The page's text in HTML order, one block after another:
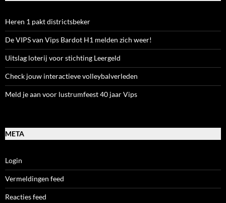
Heren 1 pakt districtsbeker
De VIPS van Vips Bardot H1 melden zich weer!
Uitslag loterij voor stichting Leergeld
Check jouw interactieve volleybalverleden
Meld je aan voor lustrumfeest 40 jaar Vips
META
Login
Vermeldingen feed
Reacties feed